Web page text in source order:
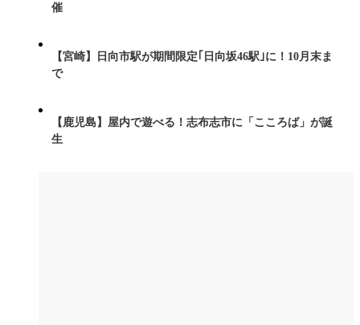
催
【宮崎】日向市駅が期間限定｢日向坂46駅｣に！10月末ま
で
【鹿児島】屋内で遊べる！志布志市に「こころば」が誕
生